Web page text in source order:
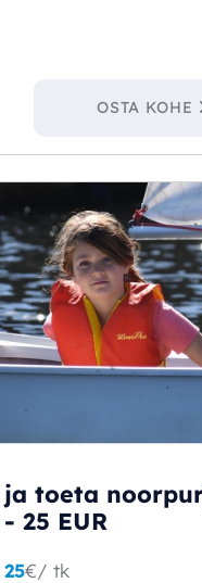
OSTA KOHE
ja toeta
- 25 EUR
25€/ tk